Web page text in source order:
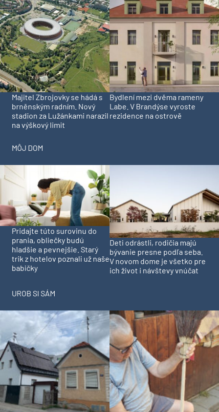
Majitel Zbrojovky se hádá s
brněnským radním. Nový
stadion za Lužánkami narazil
na výškový limit
Bydlení mezi dvěma rameny
Labe. V Brandýse vyroste
rezidence na ostrově
MÔJ DOM
Pridajte túto surovinu do
prania, obliečky budú
hladšie a pevnejšie. Starý
trik z hotelov poznali už naše
babičky
Deti odrástli, rodičia majú
bývanie presne podľa seba.
V novom dome je všetko pre
ich život i návštevy vnúčat
UROB SI SÁM